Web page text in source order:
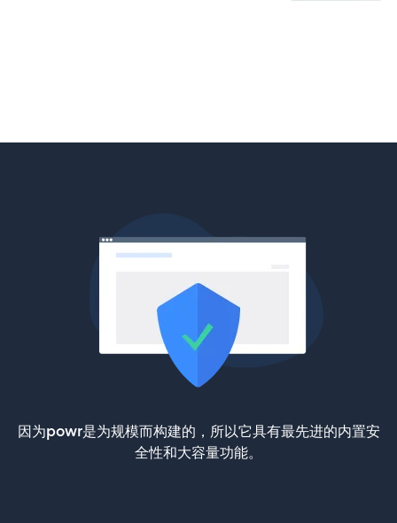
因为powr是为规模而构建的，所以它具有最先进的内置安
全性和大容量功能。